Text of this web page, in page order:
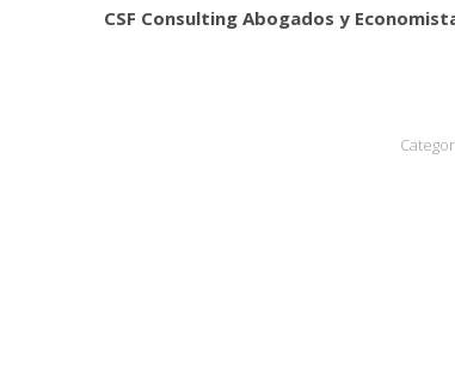
CSF Consulting Abogados y